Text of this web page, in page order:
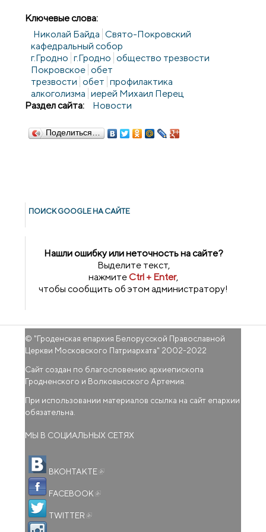
Ключевые слова:
Николай Байда Свято-Покровский
кафедральный собор
г.Гродно г.Гродно общество трезвости
Покровское обет
трезвости обет профилактика
алкоголизма иерей Михаил Перец
Раздел сайта:
Новости
Поделиться…
ПОИСК GOОGLE НА САЙТЕ
Нашли ошибку или неточность на сайте?
Выделите текст,
нажмитеCtrl + Enter,
чтобы сообщить об этом администратору!
© "Гроденская епархия Белорусской Православной
Церкви Московского Патриархата" 2002-2022
Сайт создан по благословению архиепископа
Гродненского и Волковысского Артемия.
При использовании материалов ссылка на сайт епархии
обязательна.
МЫ В СОЦИАЛЬНЫХ СЕТЯХ
ВКОНТАКТЕ
FACEBOOK
TWITTER